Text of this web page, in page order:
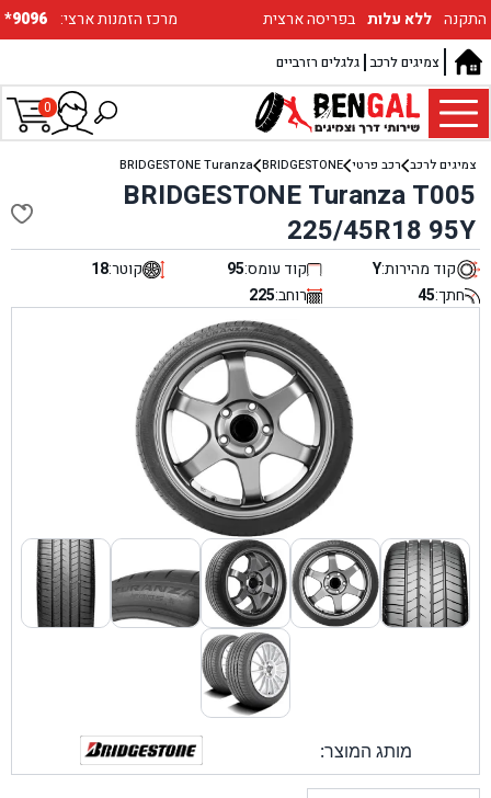
*9096 :מרכז הזמנות ארצי התקנה ללא עלות בפריסה ארצית
גלגלים רזרביים צמיגים לרכב
0
צמיגים לרכב רכב פרטי BRIDGESTONE
BRIDGESTONE Turanza
BRIDGESTONE Turanza T005
225/45R18 95Y
קוד מהירות:Y קוד עומס:95 קוטר:18
חתך:45 רוחב:225
מותג המוצר: